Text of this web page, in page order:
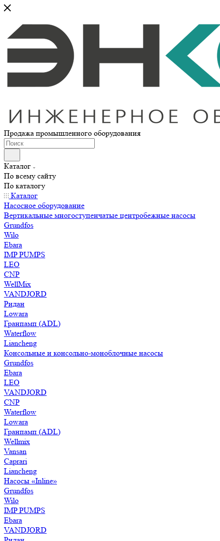
Продажа промышленного оборудования
Каталог
По всему сайту
По каталогу
Каталог
Насосное оборудование
Вертикальные многоступенчатые центробежные насосы
Grundfos
Wilo
Ebara
IMP PUMPS
LEO
CNP
WellMix
VANDJORD
Ридан
Lowara
Гранпамп (ADL)
Waterflow
Liancheng
Консольные и консольно-моноблочные насосы
Grundfos
Ebara
LEO
VANDJORD
CNP
Waterflow
Lowara
Гранпамп (ADL)
Wellmix
Vansan
Caprari
Liancheng
Насосы «Inline»
Grundfos
Wilo
IMP PUMPS
Ebara
VANDJORD